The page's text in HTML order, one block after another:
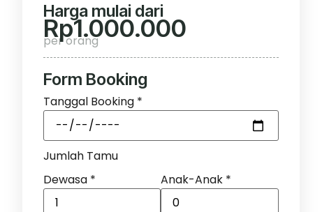
Harga mulai dari
Rp1.000.000
per orang
Form Booking
Tanggal Booking *
Jumlah Tamu
Dewasa * Anak-Anak *